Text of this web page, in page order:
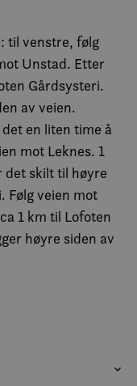
lager vi
til venstre, følg
Unstad. Etter
Gårdsysteri.
av veien.
en liten time å
mot Leknes. 1
det skilt til høyre
Følg veien mot
1 km til Lofoten
høyre siden av